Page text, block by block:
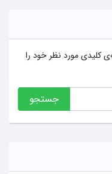
کلیدی مورد نظر خود را
جستجو